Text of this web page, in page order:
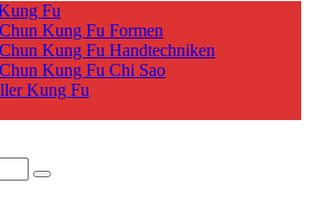
Fu
Kung Fu Formen
Kung Fu Handtechniken
Kung Fu Chi Sao
Kung Fu